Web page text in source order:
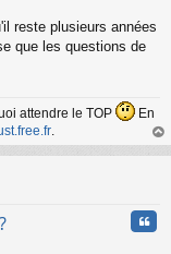
reste plusieurs années
que les questions de
attendre le TOP
En
au